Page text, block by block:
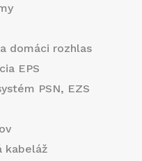
domáci rozhlas
EPS
PSN, EZS
kabeláž